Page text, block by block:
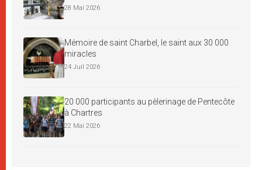
28 Mai 2026
Mémoire de saint Charbel, le saint aux 30 000
miracles
24 Juil 2026
20 000 participants au pèlerinage de Pentecôte
à Chartres
22 Mai 2026